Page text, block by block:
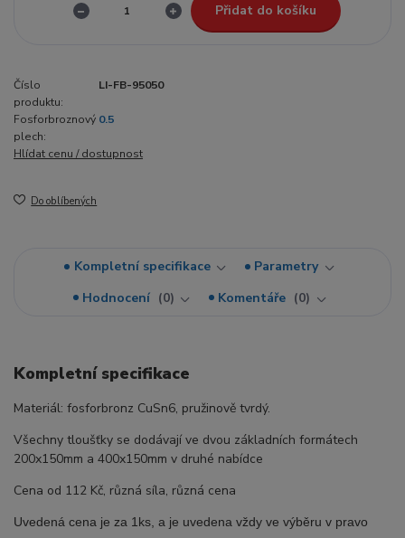
Přidat do košíku
Číslo
produktu:
LI-FB-95050
Fosforbroznový
plech:
0.5
Hlídat cenu / dostupnost
Do oblíbených
Kompletní specifikace
Parametry
Hodnocení
0 Komentáře 0
Kompletní specifikace
Materiál: fosforbronz CuSn6, pružinově tvrdý.
Všechny tloušťky se dodávají ve dvou základních formátech
200x150mm a 400x150mm v druhé nabídce
Cena od 112 Kč, různá síla, různá cena
Uvedená cena je za 1ks, a je uvedena vždy ve výběru v pravo